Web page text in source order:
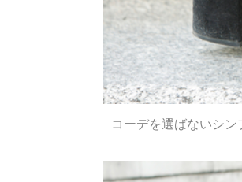
コーデを選ばないシ